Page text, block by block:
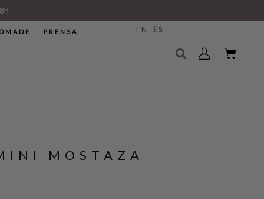
PRENSA EN ES
MOSTAZA